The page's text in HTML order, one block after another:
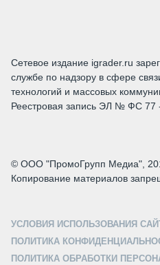
Сетевое издание igrader.ru
службе по надзору в сфере
технологий и массовых
Реестровая запись ЭЛ № ФС 77
© ООО "ПромоГрупп Медиа",
Копирование материалов
УСЛОВИЯ ИСПОЛЬЗОВАНИЯ
ПОЛИТИКА
ПОЛИТИКА ОБРАБОТКИ